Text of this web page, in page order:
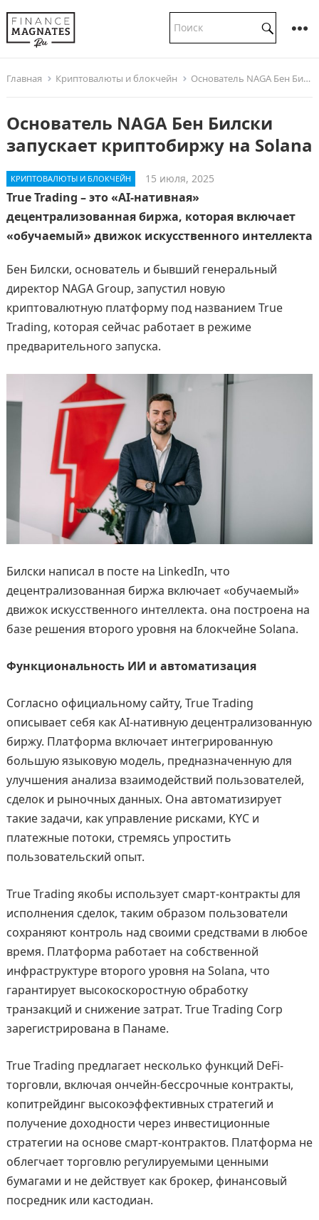
Главная Криптовалюты и блокчейн Основатель NAGA Бен Билски запускает криптобиржу на Solana
Основатель NAGA Бен Билски
запускает криптобиржу на Solana
КРИПТОВАЛЮТЫ И БЛОКЧЕЙН 15 июля, 2025
True Trading – это «AI-нативная»
децентрализованная биржа, которая включает
«обучаемый» движок искусственного интеллекта
Бен Билски, основатель и бывший генеральный
директор NAGA Group, запустил новую
криптовалютную платформу под названием True
Trading, которая сейчас работает в режиме
предварительного запуска.
Билски написал в посте на LinkedIn, что
децентрализованная биржа включает «обучаемый»
движок искусственного интеллекта. она построена на
базе решения второго уровня на блокчейне Solana.
Функциональность ИИ и автоматизация
Согласно официальному сайту, True Trading
описывает себя как AI-нативную децентрализованную
биржу. Платформа включает интегрированную
большую языковую модель, предназначенную для
улучшения анализа взаимодействий пользователей,
сделок и рыночных данных. Она автоматизирует
такие задачи, как управление рисками, KYC и
платежные потоки, стремясь упростить
пользовательский опыт.
True Trading якобы использует смарт-контракты для
исполнения сделок, таким образом пользователи
сохраняют контроль над своими средствами в любое
время. Платформа работает на собственной
инфраструктуре второго уровня на Solana, что
гарантирует высокоскоростную обработку
транзакций и снижение затрат. True Trading Corp
зарегистрирована в Панаме.
True Trading предлагает несколько функций DeFi-
торговли, включая ончейн-бессрочные контракты,
копитрейдинг высокоэффективных стратегий и
получение доходности через инвестиционные
стратегии на основе смарт-контрактов. Платформа не
облегчает торговлю регулируемыми ценными
бумагами и не действует как брокер, финансовый
посредник или кастодиан.